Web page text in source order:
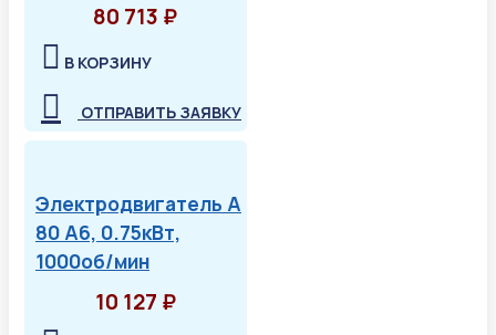
80 713 ₽
В КОРЗИНУ
ОТПРАВИТЬ ЗАЯВКУ
Электродвигатель А
80 А6, 0.75кВт,
1000об/мин
10 127 ₽